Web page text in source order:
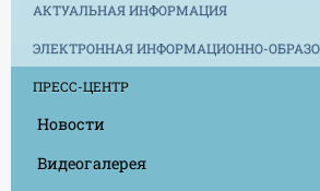
АКТУАЛЬНАЯ ИНФОРМАЦИЯ
ЭЛЕКТРОННАЯ ИНФОРМАЦИОННО-
ПРЕСС-ЦЕНТР
Новости
Видеогалерея